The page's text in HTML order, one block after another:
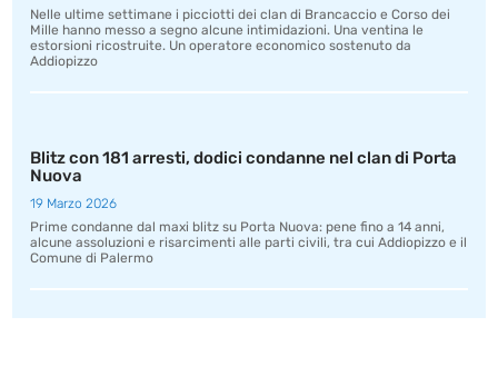
Nelle ultime settimane i picciotti dei clan di Brancaccio e Corso dei
Mille hanno messo a segno alcune intimidazioni. Una ventina le
estorsioni ricostruite. Un operatore economico sostenuto da
Addiopizzo
Blitz con 181 arresti, dodici condanne nel clan di Porta
Nuova
19 Marzo 2026
Prime condanne dal maxi blitz su Porta Nuova: pene fino a 14 anni,
alcune assoluzioni e risarcimenti alle parti civili, tra cui Addiopizzo e il
Comune di Palermo